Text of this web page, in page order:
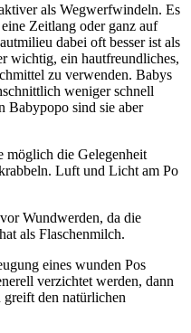
als Wegwerfwindeln. Es
Zeitlang oder ganz auf
dabei oft besser ist als
wichtig, ein hautfreundliches,
zu verwenden. Babys
weniger schnell
Babypopo sind sie aber
möglich die Gelegenheit
Luft und Licht am Po
Wundwerden, da die
als Flaschenmilch.
eines wunden Pos
verzichtet werden, dann
greift den natürlichen